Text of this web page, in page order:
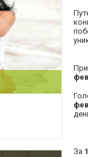
За